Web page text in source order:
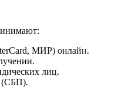
МИР) онлайн.
лиц.
(СБП).